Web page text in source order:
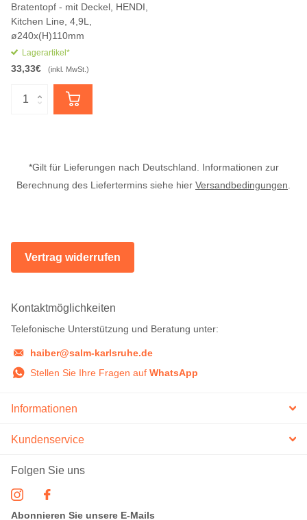
Bratentopf - mit Deckel, HENDI,
Kitchen Line, 4,9L,
ø240x(H)110mm
Lagerartikel*
33,33€ (inkl. MwSt.)
*Gilt für Lieferungen nach Deutschland. Informationen zur
Berechnung des Liefertermins siehe hier Versandbedingungen.
Vertrag widerrufen
Kontaktmöglichkeiten
Telefonische Unterstützung und Beratung unter:
haiber@salm-karlsruhe.de
Stellen Sie Ihre Fragen auf WhatsApp
Informationen
Kundenservice
Folgen Sie uns
Abonnieren Sie unsere E-Mails